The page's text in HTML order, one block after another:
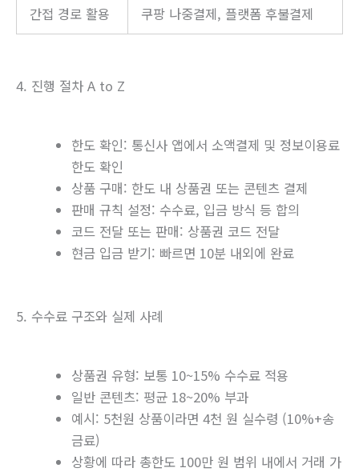
간접 경로 활용 쿠팡 나중결제, 플랫폼 후불결제
4. 진행 절차 A to Z
한도 확인: 통신사 앱에서 소액결제 및 정보이용료
한도 확인
상품 구매: 한도 내 상품권 또는 콘텐츠 결제
판매 규칙 설정: 수수료, 입금 방식 등 합의
코드 전달 또는 판매: 상품권 코드 전달
현금 입금 받기: 빠르면 10분 내외에 완료
5. 수수료 구조와 실제 사례
상품권 유형: 보통 10~15% 수수료 적용
일반 콘텐츠: 평균 18~20% 부과
예시: 5천원 상품이라면 4천 원 실수령 (10%+송
금료)
상황에 따라 총한도 100만 원 범위 내에서 거래 가